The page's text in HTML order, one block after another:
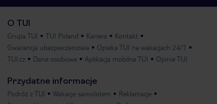
O TUI
Grupa TUI TUI Poland Kariera
Kontakt
Gwarancja ubezpieczeniowa
Opieka TUI na wakacjach 24/7
TUI.cz
Dane osobowe Aplikacja mobilna TUI Opinie TUI
Przydatne informacje
Podróż z TUI Wakacje samolotem
Reklamacje